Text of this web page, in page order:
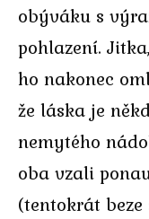
obýváku s
pohlazení.
ho nakonec
že láska je
nemytého
oba vzali
(tentokrát